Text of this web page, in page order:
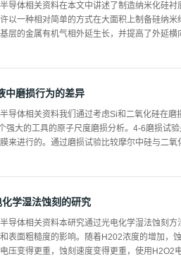
之前，讨论了这些结果对最小化蚀刻率刻度
理过程中，通过将电容压力计的输出反馈到
温度38；在本研究中最长的蚀刻期间增加
刻率的变化，通过红外干涉仪现场监测的毯状
导体相关资料在本文中讲述了制造纳米化硅
以一种相对简单的方式在大面积上制备硅纳
层的金属有机气相外延生长，并提高了外延
统，采用电子束蒸发法以0.5˚As1，沉积10
以评估样品的表面形貌。为了从扫描电镜图
屿区域（像素）及其在图像中的数量，从而
从每个样本拍摄的至少3张SEM图像中计算所
进行了横截面扫描和分析。 图1在图中...
中磨损行为的差异
导体相关资料我们通过考虑Si和二氧化硅在
强大的工具的原子尺度磨损分析。4-6磨损试
来进行的。通过磨损试验比较摩尔中硅与二
薄膜表面进行磨损试验。在1~6mN的正常载
划痕面积（100mm2）和磨损标记的观测深
小于10nm，没有任何蚀刻处理就获得了尖尖
液中划伤二氧化硅表面后的典型Si尖端的扫
坦的表面。在1~6mN的3、8、18和38个划伤循
学湿法蚀刻的研究
导体相关资料本研究通过光电化学湿法蚀刻
表面粗糙度的影响。随着H202浓度的增加，
压变得更重，蚀刻速度变得更重，使用H2O2